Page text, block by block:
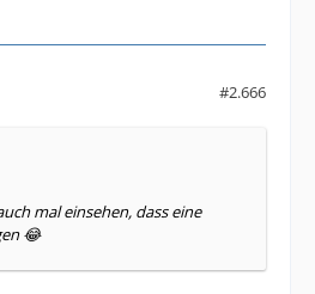
#2.666
mal einsehen, dass eine
😂